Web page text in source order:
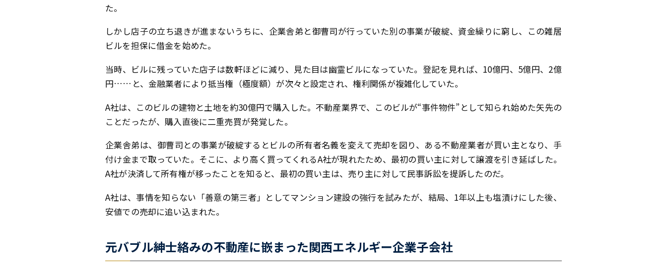
た。
しかし店子の立ち退きが進まないうちに、企業舎弟と御曹司が行っていた別の事業が破綻、資金繰りに窮し、この雑居
ビルを担保に借金を始めた。
当時、ビルに残っていた店子は数軒ほどに減り、見た目は幽霊ビルになっていた。登記を見れば、10億円、5億円、2億
円……と、金融業者により抵当権（極度額）が次々と設定され、権利関係が複雑化していた。
A社は、このビルの建物と土地を約30億円で購入した。不動産業界で、このビルが“事件物件”として知られ始めた矢先の
ことだったが、購入直後に二重売買が発覚した。
企業舎弟は、御曹司との事業が破綻するとビルの所有者名義を変えて売却を図り、ある不動産業者が買い主となり、手
付け金まで取っていた。そこに、より高く買ってくれるA社が現れたため、最初の買い主に対して譲渡を引き延ばした。
A社が決済して所有権が移ったことを知ると、最初の買い主は、売り主に対して民事訴訟を提訴したのだ。
A社は、事情を知らない「善意の第三者」としてマンション建設の強行を試みたが、結局、1年以上も塩漬けにした後、
安値での売却に追い込まれた。
元バブル紳士絡みの不動産に嵌まった関西エネルギー企業子会社